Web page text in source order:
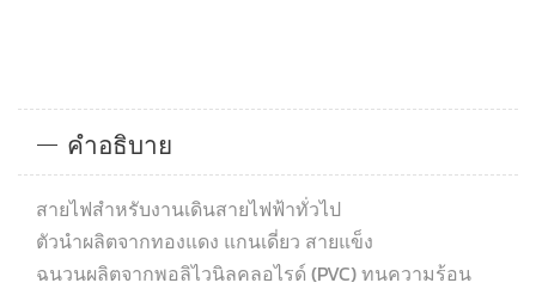
คำอธิบาย
สายไฟสำหรับงานเดินสายไฟฟ้าทั่วไป
ตัวนำผลิตจากทองแดง แกนเดี่ยว สายแข็ง
ฉนวนผลิตจากพอลิไวนิลคลอไรด์ (PVC) ทนความร้อน